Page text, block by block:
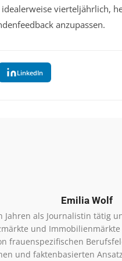
vierteljährlich,
anzupassen.
LinkedIn
Emilia Wolf
Jahren als Journalistin tätig
und
frauenspezifischen
und faktenbasierten